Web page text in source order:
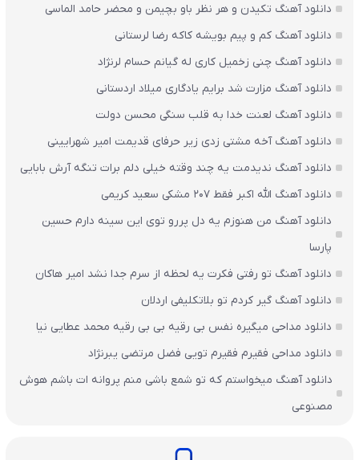
دانلود آهنگ تکیدن و هر نظر باو بچیمن و محضر حامد الماسی
دانلود آهنگ کم و پیم بویشه کاکه رضا لرستانی
دانلود آهنگ چنی زخمیل کاری له گیانم حسام لرنژاد
دانلود آهنگ مزارت شد برایم یادگاری میلاد اردستانی
دانلود آهنگ لعنت خدا به قلب سنگی محسن دولت
دانلود آهنگ آخه مشتی زدی زیر حرفای قدیمت امیر شهرایینی
دانلود آهنگ ندیدمت یه چند وقته خیلی دلم برات تنگه آرش بابایی
دانلود آهنگ الله اکبر فقط 207 مشکی سعید کریمی
دانلود آهنگ من هنوزم یه دل پررو توی این سینه دارم حسین
پارسا
دانلود آهنگ تو رفتی فکرت یه لحظه از سرم جدا نشد امیر هاکان
دانلود آهنگ گیر کردم تو بلاتکلیفی اردلان
دانلود مداحی میگیره نفس بی رقیه بی بی رقیه محمد عطایی نیا
دانلود مداحی فقیرم فقیرم تویی فضل مرتضی یبرنژاد
دانلود آهنگ میخواستم که تو شمع باشی منم پروانه ات باشم هوش
مصنوعی